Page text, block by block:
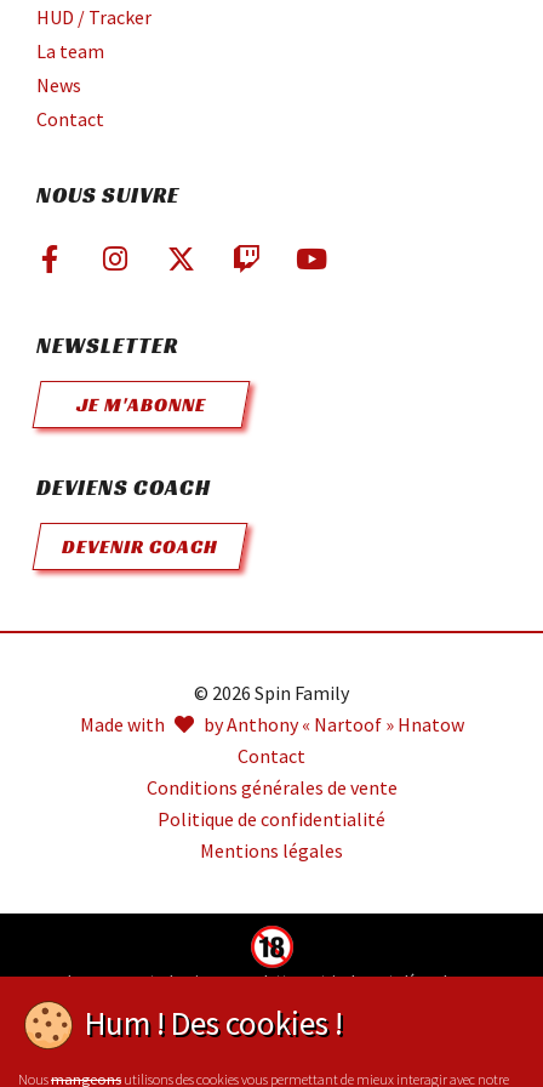
HUD / Tracker
La team
News
Contact
NOUS SUIVRE
NEWSLETTER
JE M'ABONNE
DEVIENS COACH
DEVENIR COACH
© 2026 Spin Family
Made with
by Anthony « Nartoof » Hnatow
Contact
Conditions générales de vente
Politique de confidentialité
Mentions légales
Jouer comporte des risques : endettement, isolement, dépendance.
Hum ! Des cookies !
Nousmangeons utilisons des cookies vous permettant de mieux interagir avec notre